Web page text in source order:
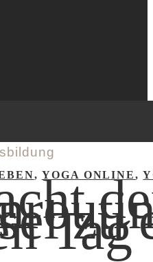
, YOGA ONLINE,
zu
Tag